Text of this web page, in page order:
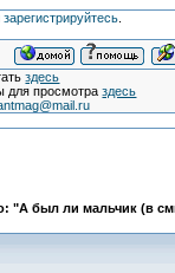
зарегистрируйтесь.
здесь
для просмотраздесь
"А был ли мальчик (в